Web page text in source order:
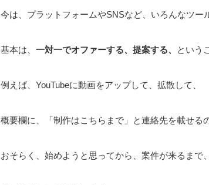
今は、プラットフォームやSNSなど、いろんなツー
基本は、 一対一でオファーする、提案する、 という
例えば、YouTubeに動画をアップして、拡散して、
概要欄に、「制作はこちらまで」と連絡先を載せる
おそらく、始めようと思ってから、案件が来るまで